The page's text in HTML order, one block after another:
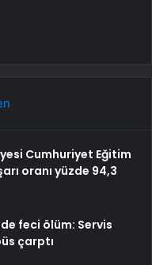
Cumhuriyet Eğitim
oranı yüzde 94,3
feci ölüm: Servis
çarptı